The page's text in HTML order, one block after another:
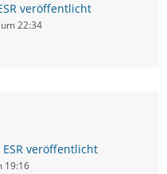
veröffentlicht
22:34
veröffentlicht
19:16